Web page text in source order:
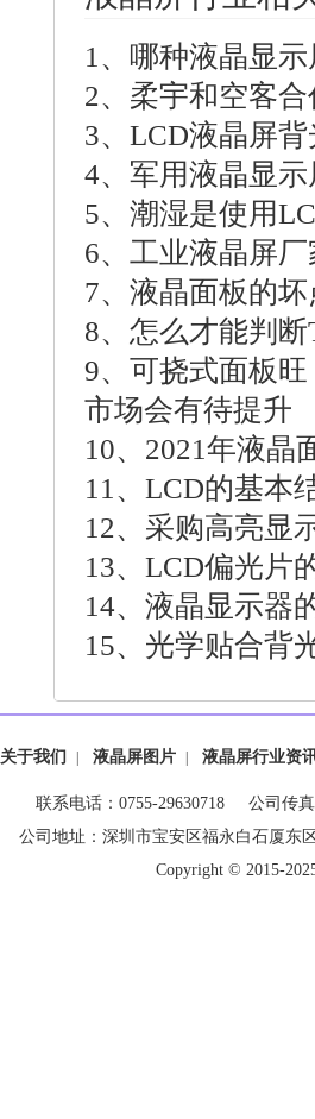
1、 哪种液晶显
2、 柔宇和空客
3、 LCD液晶屏
4、 军用液晶显
5、 潮湿是使用
6、 工业液晶屏
7、 液晶面板的
8、 怎么才能判
9、 可挠式面板
市场会有待提升
10、 2021年液晶
11、 LCD的基本
12、 采购高亮显
13、 LCD偏光片
14、 液晶显示器
15、 光学贴合背
关于我们 液晶屏图片 液晶屏行业资
联系电话：0755-29630718 公司传
公司地址：深圳市宝安区福永白石厦
Copyright © 2015-